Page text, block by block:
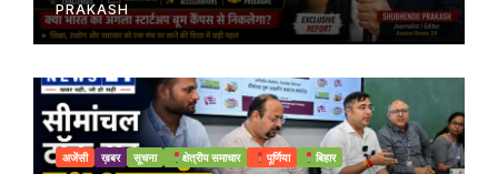
PRAKASH
अजेंसी ख़बर सूचना क्षेत्रीय समाचार पूर्णिया बिहार